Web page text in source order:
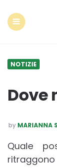
NOTIZIE
Dove
POSTED
BY
by MARIANNA
Quale
ritraggono